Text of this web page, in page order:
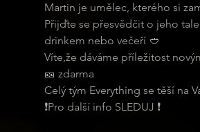
Martin je umělec, kterého si
Přijďte se přesvědčit o jeho
drinkem nebo večeří 🥙
Víte,že dáváme příležitost
🎫 zdarma
Celý tým Everything se těší na
❗️Pro další info SLEDUJ ❗️